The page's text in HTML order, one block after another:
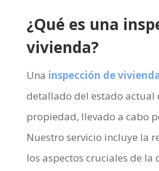
¿Qué es una
vivienda?
Una inspección de
detallado del estado actual
propiedad, llevado a cabo
Nuestro servicio incluye la
los aspectos cruciales de la